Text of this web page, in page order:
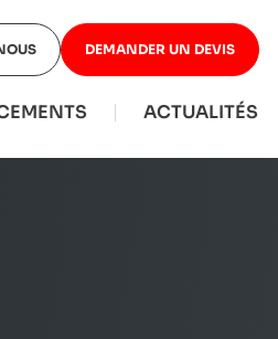
DEMANDER UN DEVIS
ACTUALITÉS